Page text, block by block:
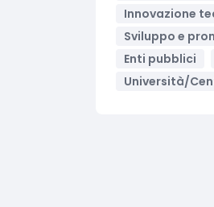
Innovazione
Sviluppo e
Enti pubblici
Università/